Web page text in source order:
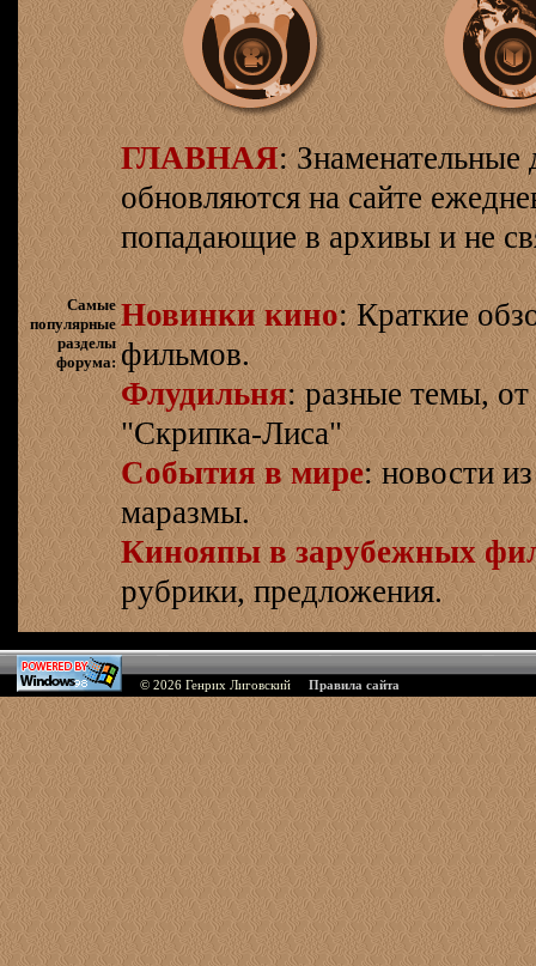
ГЛАВНАЯ: Знаменательные
обновляются на сайте
попадающие в архивы и не
Самые
популярные
разделы
форума:
Новинки кино: Краткие
фильмов.
Флудильня: разные темы,
"Скрипка-Лиса"
События в мире: новости
маразмы.
Кинояпы в зарубежных
рубрики, предложения.
© 2026 Генрих Лиговский Правила сайта